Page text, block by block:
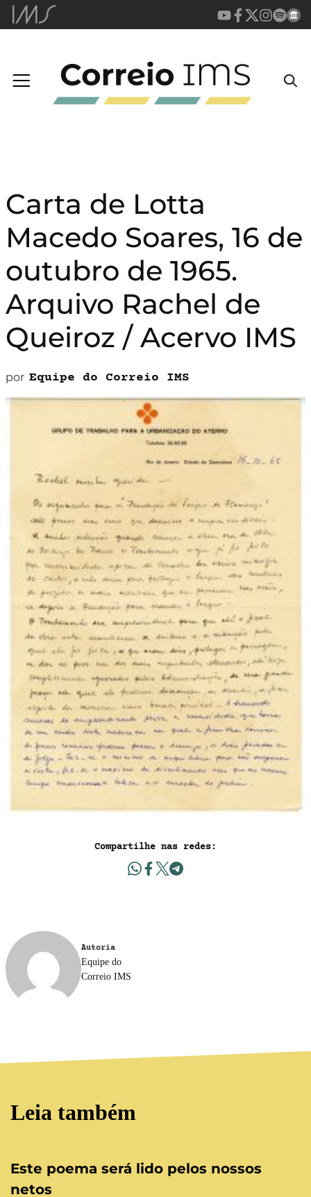
Carta de Lotta
Macedo Soares, 16 de
outubro de 1965.
Arquivo Rachel de
Queiroz / Acervo IMS
por Equipe do Correio IMS
Compartilhe nas redes:
Autoria
Equipe do
Correio IMS
Leia também
Este poema será lido pelos nossos
netos